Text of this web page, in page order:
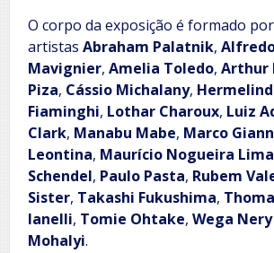
O corpo da exposição é formado
artistas Abraham Palatnik,
Mavignier, Amelia Toledo, Arthur
Piza, Cássio Michalany,
Fiaminghi, Lothar Charoux, Luiz
Clark, Manabu Mabe, Marco
Leontina, Maurício Nogueira Lima
Schendel, Paulo Pasta, Rubem
Sister, Takashi Fukushima,
Ianelli, Tomie Ohtake, Wega Nery
Mohalyi.